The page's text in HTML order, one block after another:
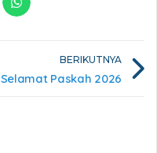
BERIKUTNYA
Selamat Paskah 2026